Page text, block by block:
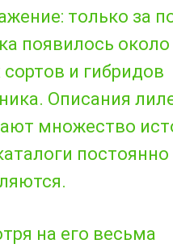
только за
появилось
и гибридов
Описания
множество
постоянно
на его весьма